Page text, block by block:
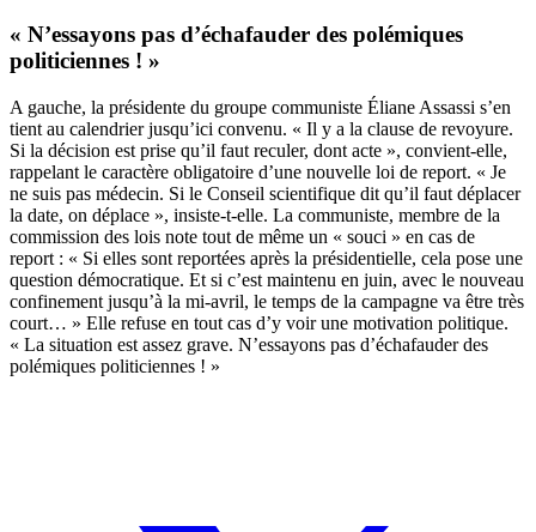
« N’essayons pas d’échafauder des polémiques
politiciennes ! »
A gauche, la présidente du groupe communiste Éliane Assassi s’en
tient au calendrier jusqu’ici convenu. « Il y a la clause de revoyure.
Si la décision est prise qu’il faut reculer, dont acte », convient-elle,
rappelant le caractère obligatoire d’une nouvelle loi de report. « Je
ne suis pas médecin. Si le Conseil scientifique dit qu’il faut déplacer
la date, on déplace », insiste-t-elle. La communiste, membre de la
commission des lois note tout de même un « souci » en cas de
report : « Si elles sont reportées après la présidentielle, cela pose une
question démocratique. Et si c’est maintenu en juin, avec le nouveau
confinement jusqu’à la mi-avril, le temps de la campagne va être très
court… » Elle refuse en tout cas d’y voir une motivation politique.
« La situation est assez grave. N’essayons pas d’échafauder des
polémiques politiciennes ! »